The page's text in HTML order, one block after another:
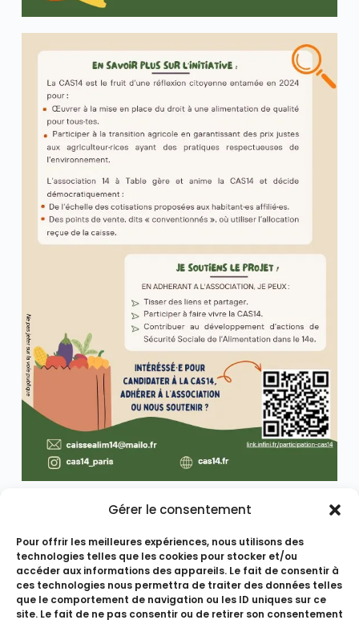
Gérer le consentement
Pour offrir les meilleures expériences, nous utilisons des
technologies telles que les cookies pour stocker et/ou
accéder aux informations des appareils. Le fait de consentir à
ces technologies nous permettra de traiter des données telles
que le comportement de navigation ou les ID uniques sur ce
site. Le fait de ne pas consentir ou de retirer son consentement
A la découverte
de nos supers
coops engagés
- Josette
Noël
gourmand et
responsable
dans votre
coopérative
bio Paris 14